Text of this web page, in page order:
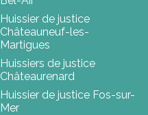
Huissier de justice
Châteauneuf-les-
Martigues
Huissiers de justice
Châteaurenard
Huissier de justice Fos-sur-
Mer